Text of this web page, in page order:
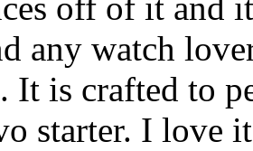
off of it and
any watch
It is crafted to
starter. I love